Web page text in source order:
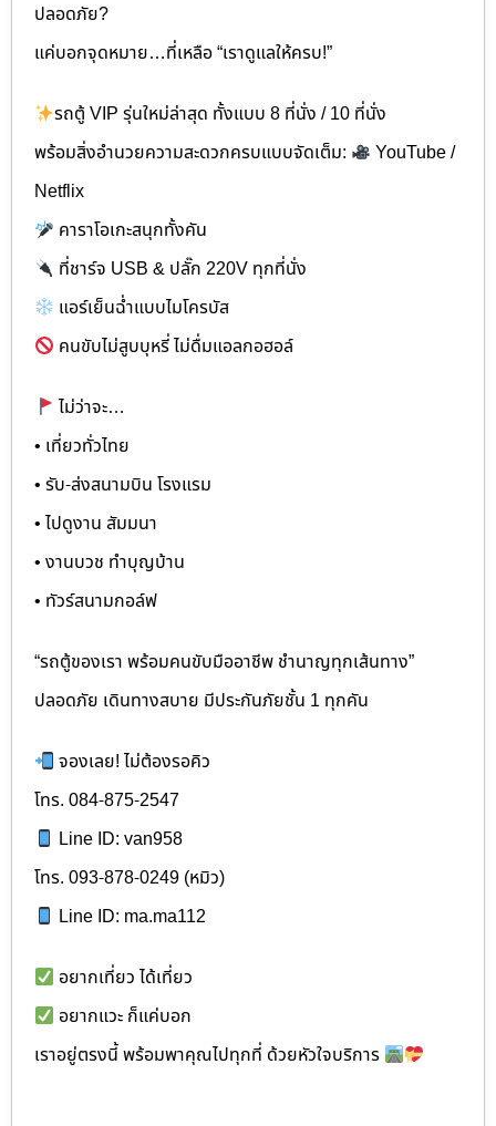
ปลอดภัย?
แค่บอกจุดหมาย…ที่เหลือ “เราดูแลให้ครบ!”
รถตู้ VIP รุ่นใหม่ล่าสุด ทั้งแบบ 8 ที่นั่ง / 10 ที่นั่ง
พร้อมสิ่งอำนวยความสะดวกครบแบบจัดเต็ม:
YouTube /
Netflix
คาราโอเกะสนุกทั้งคัน
ที่ชาร์จ USB & ปลั๊ก 220V ทุกที่นั่ง
แอร์เย็นฉ่ำแบบไมโครบัส
คนขับไม่สูบบุหรี่ ไม่ดื่มแอลกอฮอล์
ไม่ว่าจะ…
• เที่ยวทั่วไทย
• รับ-ส่งสนามบิน โรงแรม
• ไปดูงาน สัมมนา
• งานบวช ทำบุญบ้าน
• ทัวร์สนามกอล์ฟ
“รถตู้ของเรา พร้อมคนขับมืออาชีพ ชำนาญทุกเส้นทาง”
ปลอดภัย เดินทางสบาย มีประกันภัยชั้น 1 ทุกคัน
จองเลย! ไม่ต้องรอคิว
โทร. 084-875-2547
Line ID: van958
โทร. 093-878-0249 (หมิว)
Line ID: ma.ma112
อยากเที่ยว ได้เที่ยว
อยากแวะ ก็แค่บอก
เราอยู่ตรงนี้ พร้อมพาคุณไปทุกที่ ด้วยหัวใจบริการ